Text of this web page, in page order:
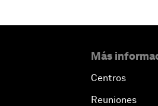
Más
Centros
Reuniones